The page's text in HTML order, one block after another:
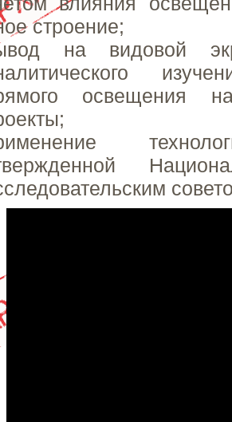
строение;
на видовой
освещения